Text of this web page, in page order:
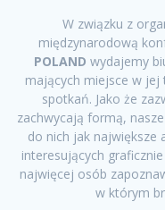
W związku z
międzynarodową
POLAND wydajemy
mających miejsce w jej
spotkań. Jako że
zachwycają formą,
do nich jak
interesujących
najwięcej osób
w którym